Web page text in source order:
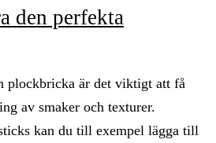
den perfekta
plockbricka är det viktigt att få
av smaker och texturer.
kan du till exempel lägga till